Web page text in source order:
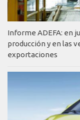
Informe ADEFA: en
producción y en las
exportaciones